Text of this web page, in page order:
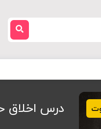
درس اخلاق